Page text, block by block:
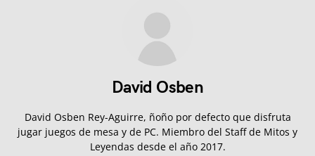
David Osben
David Osben Rey-Aguirre, ñoño por defecto que disfruta
jugar juegos de mesa y de PC. Miembro del Staff de Mitos y
Leyendas desde el año 2017.